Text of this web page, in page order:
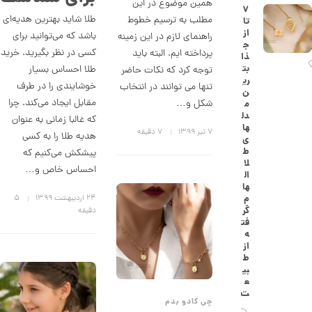
همین موضوع در این
مطلب به ترسیم خطوط
راهنمای لازم در این زمینه
پرداخته ایم. البته باید
توجه کرد که نکات حاضر
تنها می توانند در انتخاب
شکل و…
۷ تیر ۱۳۹۹ 7 دقیقه
طلا شاید بهترین هدیه‌ای
باشد که می‌توانید برای
کسی در نظر بگیرید. خرید
طلا احساس بسیار
خوشایندی را در طرف
مقابل ایجاد می‌کند. چرا
که غالبا زمانی به عنوان
هدیه طلا را به کسی
پیشکش می‌کنیم که
احساس خاص و…
۲۴ اردیبهشت ۱۳۹۹
5
دقیقه
چی کادو بدم
۷
تا
از
ج
ذا
بت
ری
ن
م
دل
ها
ی
ط
لا
ال
ها
م
گر
فت
ه
از
ط
بی
ع
ت
ک
ا
ر
ت
ی
ه
ک
د
C
R
8
8
8
1
1
2
,
3
9
9